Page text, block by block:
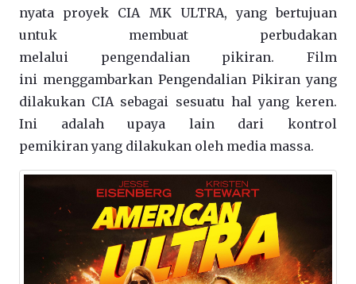
nyata proyek CIA MK ULTRA, yang bertujuan
untuk membuat perbudakan
melalui pengendalian pikiran. Film
ini menggambarkan Pengendalian Pikiran yang
dilakukan CIA sebagai sesuatu hal yang keren.
Ini adalah upaya lain dari kontrol
pemikiran yang dilakukan oleh media massa.